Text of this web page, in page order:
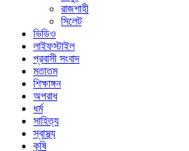
রাজশাহী
সিলেট
ভিডিও
লাইফস্টাইল
প্রবাসী সংবাদ
মতাতম
শিক্ষাঙ্গন
অপরাধ
ধর্ম
সাহিত্য
স্বাস্থ্য
কৃষি